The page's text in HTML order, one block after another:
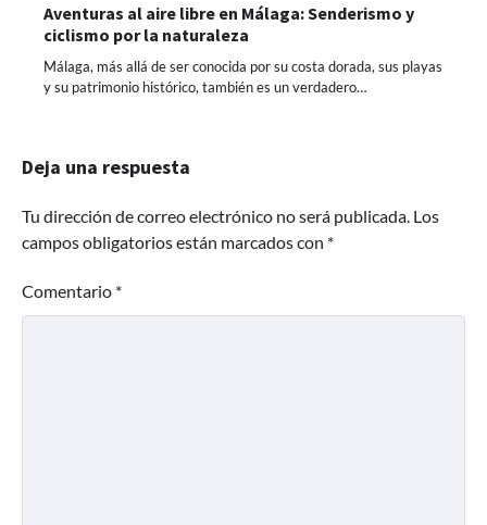
Aventuras al aire libre en Málaga: Senderismo y
ciclismo por la naturaleza
Málaga, más allá de ser conocida por su costa dorada, sus playas
y su patrimonio histórico, también es un verdadero…
Deja una respuesta
Tu dirección de correo electrónico no será publicada. Los
campos obligatorios están marcados con *
Comentario *